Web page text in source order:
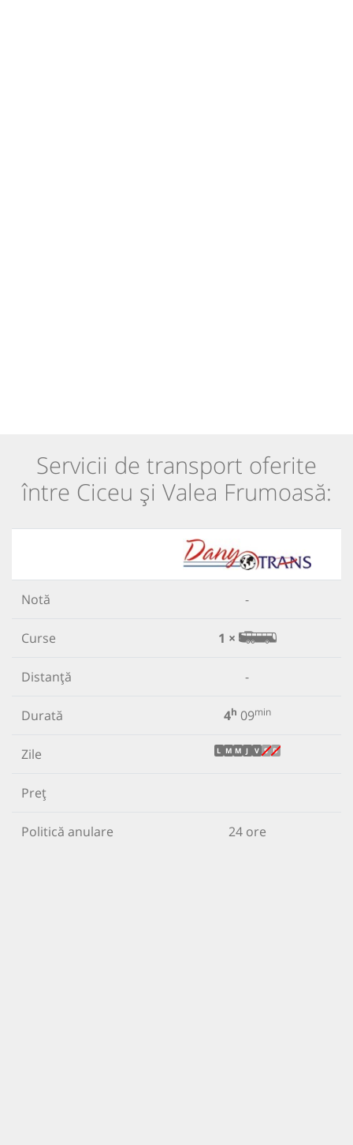
Servicii de transport oferite
între Ciceu și Valea Frumoasă:
Notă -
Curse 1 ×
Distanță -
Durată 4h 09min
Zile L M M J V S D
Preț
Politică anulare 24 ore